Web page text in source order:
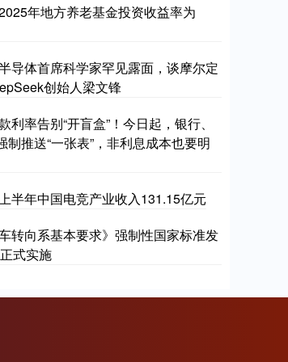
年地方养老基金投资收益率为
导体首席科学家罕见露面，谈摩尔定
创始人梁文锋
利率告别“开盲盒”！今日起，银行、
制推送“一张表”，非利息成本也要明
半年中国电竞产业收入131.15亿元
转向系基本要求》强制性国家标准发
式实施